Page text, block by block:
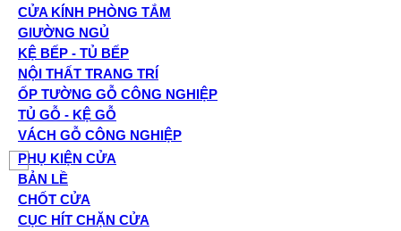
CỬA KÍNH PHÒNG TẮM
GIƯỜNG NGỦ
KỆ BẾP - TỦ BẾP
NỘI THẤT TRANG TRÍ
ỐP TƯỜNG GỖ CÔNG NGHIỆP
TỦ GỖ - KỆ GỖ
VÁCH GỖ CÔNG NGHIỆP
PHỤ KIỆN CỬA
BẢN LỀ
CHỐT CỬA
CỤC HÍT CHẶN CỬA